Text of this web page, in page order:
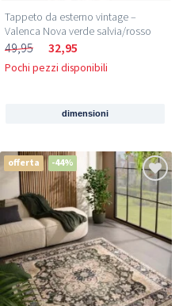
Tappeto da esterno vintage –
Valenca Nova verde salvia/rosso
49,95 32,95
Pochi pezzi disponibili
dimensioni
offerta -44%